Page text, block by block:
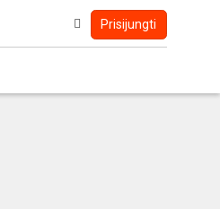
Prisijungti